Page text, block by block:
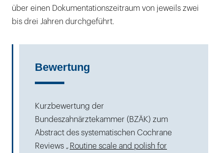
über einen Dokumentationszeitraum von jeweils zwei
bis drei Jahren durchgeführt.
Bewertung
Kurzbewertung der
Bundeszahnärztekammer (BZÄK) zum
Abstract des systematischen Cochrane
Reviews „ Routine scale and polish for